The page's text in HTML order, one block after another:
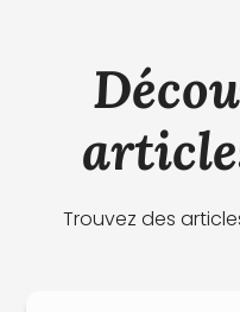
Trouvez des